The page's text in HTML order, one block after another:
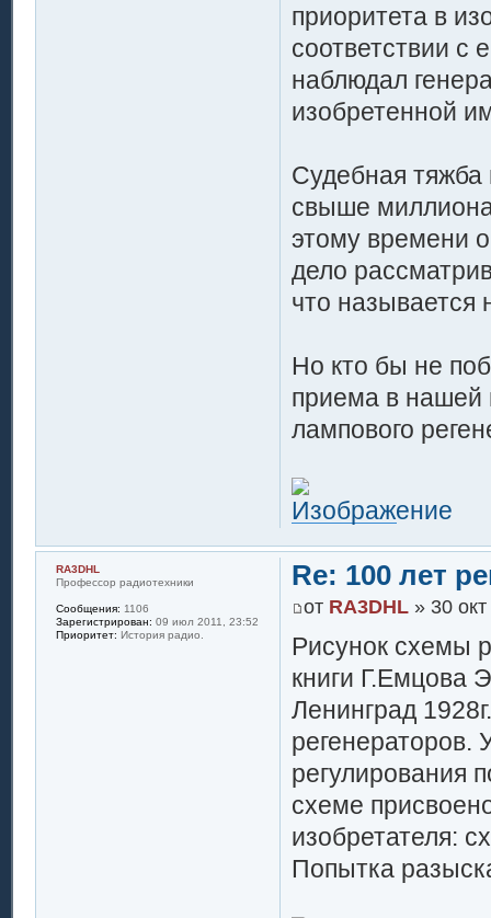
приоритета в
соответствии с
наблюдал
изобретенной
Судебная
свыше миллиона
этому времени
дело
что называется
Но кто бы не
приема в нашей
лампового
Re: 100 лет
от RA3DHL» 30 окт
Рисунок схемы
книги Г.Емцова
Ленинград
регенераторов.
регулирования
схеме
изобретателя:
Попытка
RA3DHL
Профессор радиотехники
Сообщения: 1106
Зарегистрирован: 09 июл 2011, 23:52
Приоритет: История радио.